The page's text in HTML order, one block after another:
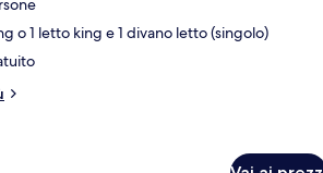
o 1 letto king e 1 divano letto (singolo)